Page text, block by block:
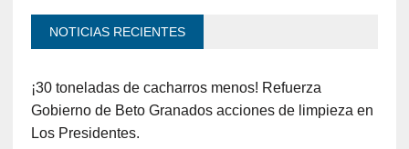
NOTICIAS RECIENTES
¡30 toneladas de cacharros menos! Refuerza
Gobierno de Beto Granados acciones de limpieza en
Los Presidentes.